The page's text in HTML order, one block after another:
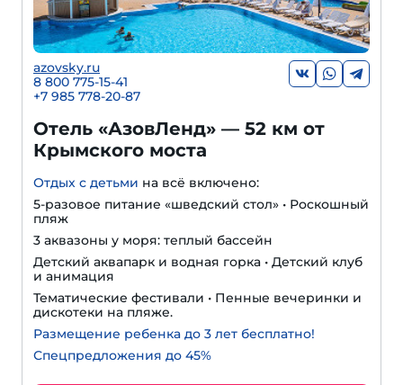
azovsky.ru
8 800 775-15-41
+7 985 778-20-87
Отель «АзовЛенд» — 52 км от
Крымского моста
Отдых с детьми на всё включено:
5-разовое питание «шведский стол» • Роскошный
пляж
3 аквазоны у моря: теплый бассейн
Детский аквапарк и водная горка • Детский клуб
и анимация
Тематические фестивали • Пенные вечеринки и
дискотеки на пляже.
Размещение ребенка до 3 лет бесплатно!
Спецпредложения до 45%